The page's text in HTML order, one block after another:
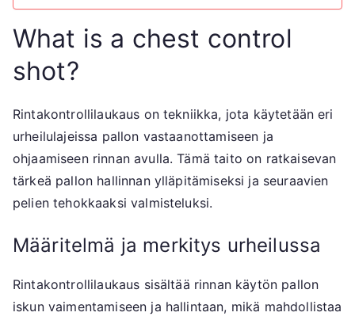
What is a chest control
shot?
Rintakontrollilaukaus on tekniikka, jota käytetään eri
urheilulajeissa pallon vastaanottamiseen ja
ohjaamiseen rinnan avulla. Tämä taito on ratkaisevan
tärkeä pallon hallinnan ylläpitämiseksi ja seuraavien
pelien tehokkaaksi valmisteluksi.
Määritelmä ja merkitys urheilussa
Rintakontrollilaukaus sisältää rinnan käytön pallon
iskun vaimentamiseen ja hallintaan, mikä mahdollistaa